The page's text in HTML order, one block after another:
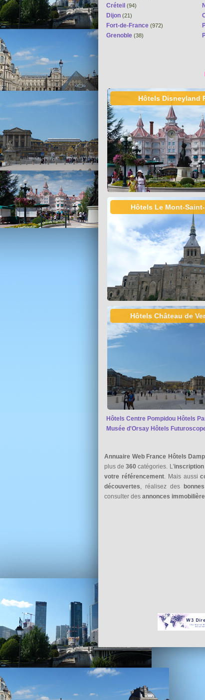
Créteil (94)
Dijon (21)
Fort-de-France (972)
Grenoble (38)
Hôtels Disneyland
Hôtels Le Mont-
Hôtels Château de
Hôtels Centre Pompidou Hôtels
Musée d'Orsay Hôtels
Annuaire Web France Hôtels
plus de360 catégories. L'inscription
votre référencement. Mais aussi
découvertes, réalisez des
consulter des annonces